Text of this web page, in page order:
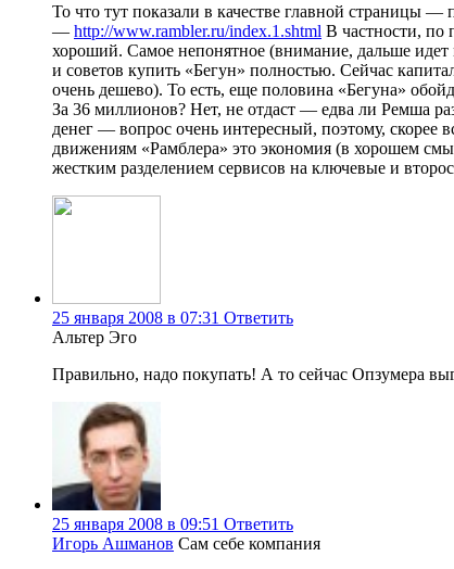
То что тут показали в качестве главной страницы
— http://www.rambler.ru/index.1.shtml В частности, по
хороший. Самое непонятное (внимание, дальше
и советов купить «Бегун» полностью. Сейчас
очень дешево). То есть, еще половина «Бегуна»
За 36 миллионов? Нет, не отдаст — едва ли Ремша
денег — вопрос очень интересный, поэтому, скорее
движениям «Рамблера» это экономия (в хорошем
жестким разделением сервисов на ключевые и
25 января 2008 в 07:31 Ответить
Альтер Эго
Правильно, надо покупать! А то сейчас Опзумера
25 января 2008 в 09:51 Ответить
Игорь Ашманов Сам себе компания